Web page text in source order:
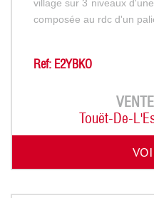
village sur 3 niveaux
composée au rdc d'un
Ref: E2YBKO
VENTE
Touët-De-